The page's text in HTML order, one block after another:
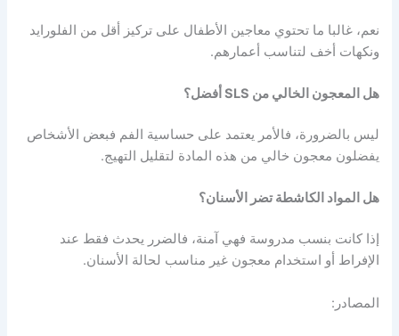
نعم، غالبا ما تحتوي معاجين الأطفال على تركيز أقل من الفلورايد
ونكهات أخف لتناسب أعمارهم.
هل المعجون الخالي من SLS أفضل؟
ليس بالضرورة، فالأمر يعتمد على حساسية الفم فبعض الأشخاص
يفضلون معجون خالي من هذه المادة لتقليل التهيج.
هل المواد الكاشطة تضر الأسنان؟
إذا كانت بنسب مدروسة فهي آمنة، فالضرر يحدث فقط عند
الإفراط أو استخدام معجون غير مناسب لحالة الأسنان.
المصادر: